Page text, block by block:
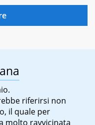
riferirsi non
il quale per
molto ravvicinata